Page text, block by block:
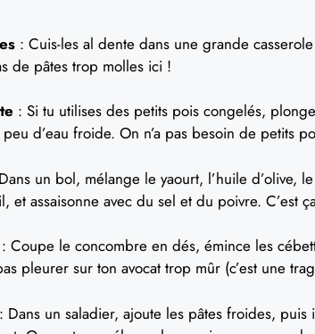
: Cuis-les al dente dans une grande
de pâtes trop molles ici !
: Si tu utilises des petits pois congelés,
d’eau froide. On n’a pas besoin de petits
un bol, mélange le yaourt, l’huile d’olive,
et assaisonne avec du sel et du poivre. C’est
: Coupe le concombre en dés, émince les
pleurer sur ton avocat trop mûr (c’est une
: Dans un saladier, ajoute les pâtes froides,